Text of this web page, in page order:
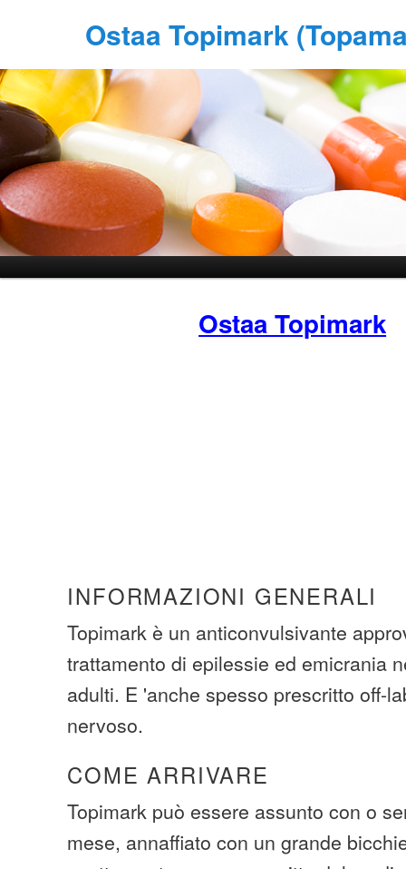
Ostaa Topimark
Ostaa Topimark
INFORMAZIONI GENERALI
Topimark è un anticonvulsivante
trattamento di epilessie ed emicrania
adulti. E 'anche spesso prescritto off-
nervoso.
COME ARRIVARE
Topimark può essere assunto con o
mese, annaffiato con un grande